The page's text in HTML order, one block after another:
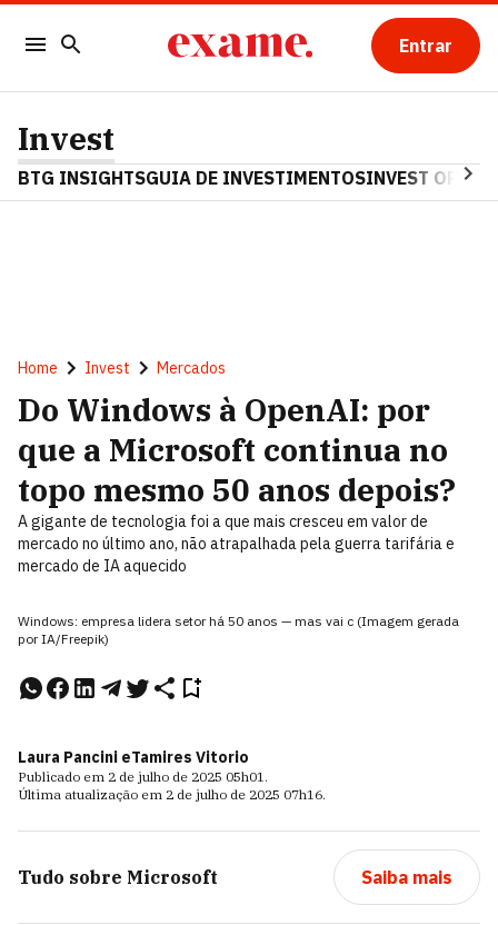
Entrar
Invest
BTG INSIGHTSGUIA DE INVESTIMENTOSINVEST OPINA
Home Invest Mercados
Do Windows à OpenAI: por
que a Microsoft continua no
topo mesmo 50 anos depois?
A gigante de tecnologia foi a que mais cresceu em valor de
mercado no último ano, não atrapalhada pela guerra tarifária e
mercado de IA aquecido
Windows: empresa lidera setor há 50 anos — mas vai c (Imagem gerada
por IA/Freepik)
Laura Pancini eTamires Vitorio
Publicado em 2 de julho de 2025 05h01.
Última atualização em 2 de julho de 2025 07h16.
Tudo sobre Microsoft Saiba mais